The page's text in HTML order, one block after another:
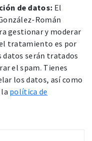
de datos: El
Román
gestionar y moderar
tratamiento es por
serán tratados
el spam. Tienes
los datos, así como
política de